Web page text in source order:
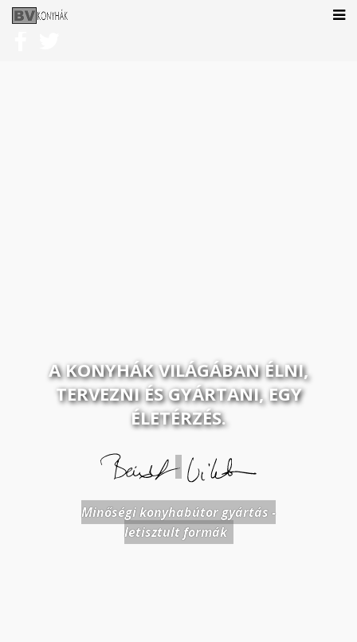
A KONYHÁK VILÁGÁBAN ÉLNI,
TERVEZNI ÉS GYÁRTANI, EGY
ÉLETÉRZÉS.
Minőségi konyhabútor gyártás -
letisztult formák